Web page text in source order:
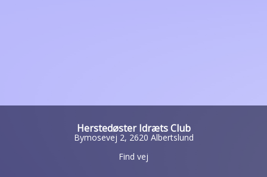
Herstedøster Idræts Club
Bymosevej 2, 2620 Albertslund
Find vej